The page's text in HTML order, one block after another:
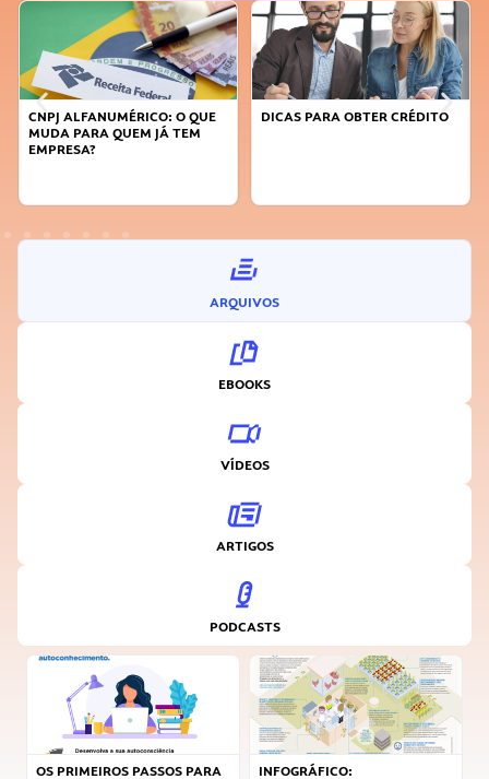
CNPJ ALFANUMÉRICO: O QUE
MUDA PARA QUEM JÁ TEM
EMPRESA?
DICAS PARA OBTER CRÉDITO
ARQUIVOS
EBOOKS
VÍDEOS
ARTIGOS
PODCASTS
OS PRIMEIROS PASSOS PARA
INFOGRÁFICO: